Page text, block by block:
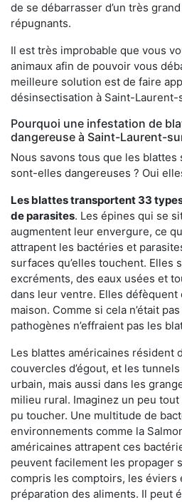
de se débarrasser d’un très
répugnants.
Il est très improbable que vous
animaux afin de pouvoir vous
meilleure solution est de faire
désinsectisation à Saint-Laurent-
Pourquoi une infestation de
dangereuse à Saint-Laurent-
Nous savons tous que les blattes
sont-elles dangereuses ? Oui
Les blattes transportent 33
de parasites. Les épines qui se
augmentent leur envergure, ce
attrapent les bactéries et
surfaces qu’elles touchent. Elles
excréments, des eaux usées et
dans leur ventre. Elles défèquent
maison. Comme si cela n’était
pathogènes n’effraient pas les
Les blattes américaines résident
couvercles d’égout, et les
urbain, mais aussi dans les
milieu rural. Imaginez un peu
pu toucher. Une multitude de
environnements comme la
américaines attrapent ces
peuvent facilement les propager
compris les comptoirs, les éviers
préparation des aliments. Il peut